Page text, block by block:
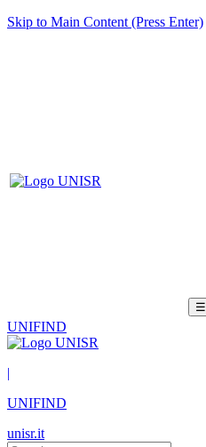
Skip to Main Content (Press Enter)
☰
UNIFIND
|
UNIFIND
unisr.it